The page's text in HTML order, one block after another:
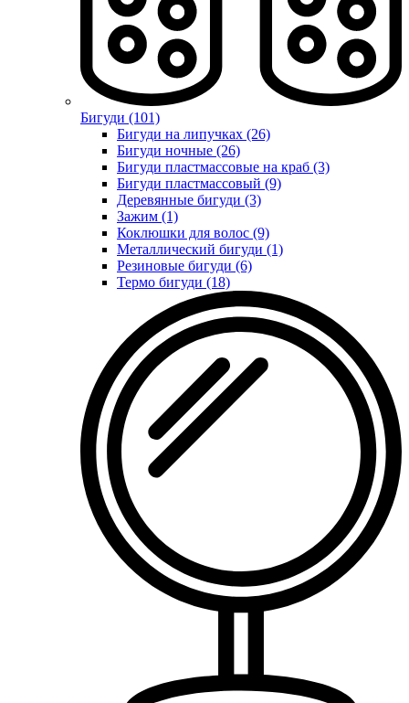
Бигуди (101)
Бигуди на липучках (26)
Бигуди ночные (26)
Бигуди пластмассовые на краб (3)
Бигуди пластмассовый (9)
Деревянные бигуди (3)
Зажим (1)
Коклюшки для волос (9)
Металлический бигуди (1)
Резиновые бигуди (6)
Термо бигуди (18)